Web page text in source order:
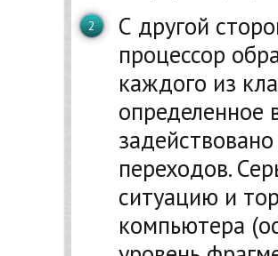
С другой
процессор
каждого из
определенное
переходов.
ситуацию и
компьютера